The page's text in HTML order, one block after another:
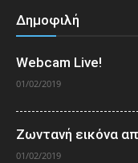
Δημοφιλή
Webcam Live!
01/02/2019
Ζωντανή εικόνα
01/02/2019